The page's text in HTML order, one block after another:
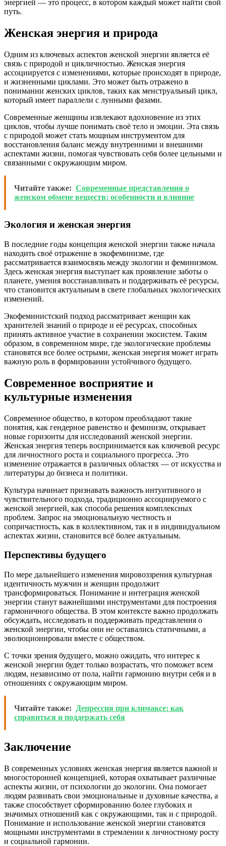
энергией — это процесс, в котором каждый может найти свой
путь.
Женская энергия и природа
Одним из ключевых аспектов женской энергии является её
связь с природой и цикличностью. Женская энергия
ассоциируется с изменениями, которые происходят в природе,
и жизненными циклами. Это может быть отражено в
понимании женских циклов, таких как менструальный цикл,
который имеет параллели с лунными фазами.
Современные женщины извлекают вдохновение из этих
циклов, чтобы лучше понимать своё тело и эмоции. Эта связь
с природой может стать мощным инструментом для
восстановления баланс между внутренними и внешними
аспектами жизни, помогая чувствовать себя более цельными и
связанными с окружающим миром.
Читайте также: Современные представления о
женском обмене веществ: особенности и влияние
Экология и женская энергия
В последние годы концепция женской энергии также начала
находить своё отражение в экофеминизме, где
рассматривается взаимосвязь между экологии и феминизмом.
Здесь женская энергия выступает как проявление заботы о
планете, умения восстанавливать и поддерживать её ресурсы,
что становится актуальным в свете глобальных экологических
изменений.
Экофеминистский подход рассматривает женщин как
хранителей знаний о природе и её ресурсах, способных
принять активное участие в сохранении экосистем. Таким
образом, в современном мире, где экологические проблемы
становятся все более острыми, женская энергия может играть
важную роль в формировании устойчивого будущего.
Современное восприятие и
культурные изменения
Современное общество, в котором преобладают такие
понятия, как гендерное равенство и феминизм, открывает
новые горизонты для исследований женской энергии.
Женская энергия теперь воспринимается как ключевой ресурс
для личностного роста и социального прогресса. Это
изменение отражается в различных областях — от искусства и
литературы до бизнеса и политики.
Культура начинает признавать важность интуитивного и
чувствительного подхода, традиционно ассоциируемого с
женской энергией, как способа решения комплексных
проблем. Запрос на эмоциональную честность и
сопричастность, как в коллективном, так и в индивидуальном
аспектах жизни, становится всё более актуальным.
Перспективы будущего
По мере дальнейшего изменения мировоззрения культурная
идентичность мужчин и женщин продолжит
трансформироваться. Понимание и интеграция женской
энергии станут важнейшими инструментами для построения
гармоничного общества. В этом контексте важно продолжать
обсуждать, исследовать и поддерживать представления о
женской энергии, чтобы они не оставались статичными, а
эволюционировали вместе с обществом.
С точки зрения будущего, можно ожидать, что интерес к
женской энергии будет только возрастать, что поможет всем
людям, независимо от пола, найти гармонию внутри себя и в
отношениях с окружающим миром.
Читайте также:
Депрессия при климаксе: как
справиться и поддержать себя
Заключение
В современных условиях женская энергия является важной и
многосторонней концепцией, которая охватывает различные
аспекты жизни, от психологии до экологии. Она помогает
людям развивать свои эмоциональные и духовные качества, а
также способствует сформированию более глубоких и
значимых отношений как с окружающими, так и с природой.
Понимание и использование женской энергии становятся
мощными инструментами в стремлении к личностному росту
и социальной гармонии.